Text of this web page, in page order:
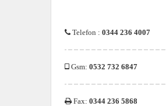
Telefon : 0344 236 4007
Gsm: 0532 732 6847
Fax: 0344 236 5868